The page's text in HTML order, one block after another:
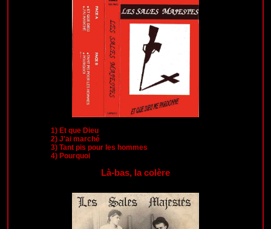
1) Et que Dieu
2) J'ai marché
3) Tant pis pour les hommes
4) Pourquoi
Là-bas, la colère